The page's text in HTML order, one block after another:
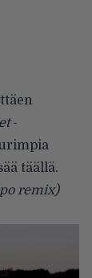
-
täällä.
remix)